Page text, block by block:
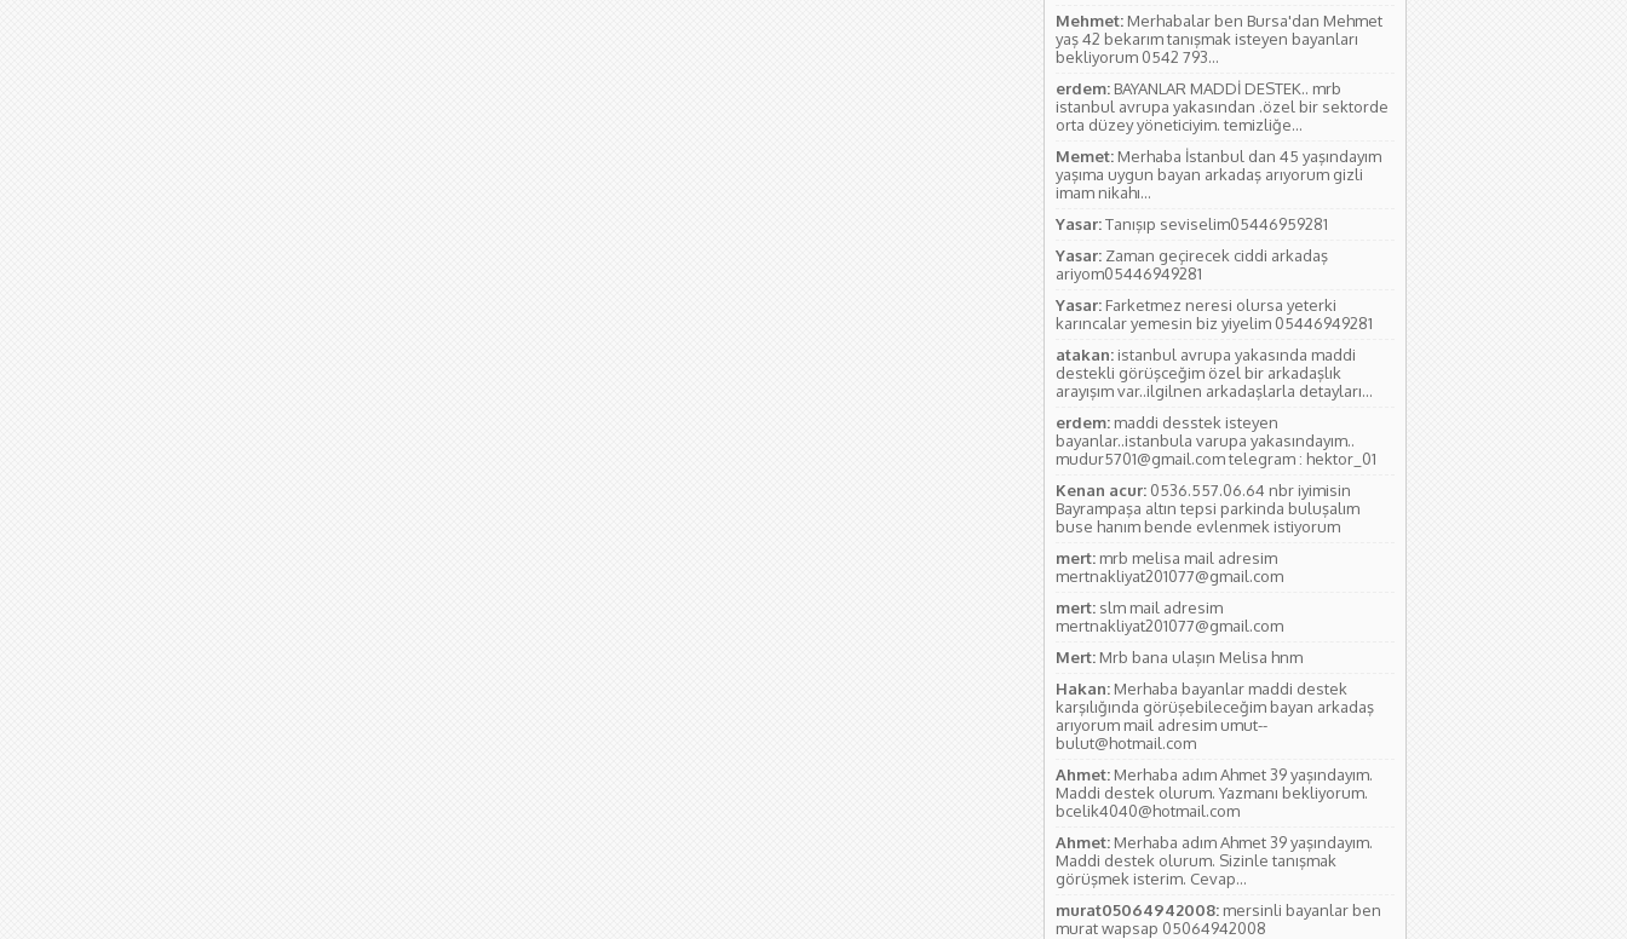
Mehmet: Merhabalar ben Bursa'dan Mehmet
yaş 42 bekarım tanışmak isteyen bayanları
bekliyorum 0542 793...
erdem: BAYANLAR MADDİ DESTEK.. mrb
istanbul avrupa yakasından .özel bir sektorde
orta düzey yöneticiyim. temizliğe...
Memet: Merhaba İstanbul dan 45 yaşındayım
yaşıma uygun bayan arkadaş arıyorum gizli
imam nikahı...
Yasar:Tanışıp seviselim05446959281
Yasar: Zaman geçirecek ciddi arkadaş
ariyom05446949281
Yasar: Farketmez neresi olursa yeterki
karıncalar yemesin biz yiyelim 05446949281
atakan: istanbul avrupa yakasında maddi
destekli görüşceğim özel bir arkadaşlık
arayışım var..ilgilnen arkadaşlarla detayları...
erdem: maddi desstek isteyen
bayanlar..istanbula varupa yakasındayım..
mudur5701@gmail.com telegram : hektor_01
Kenan acur: 0536.557.06.64 nbr iyimisin
Bayrampaşa altın tepsi parkinda buluşalım
buse hanım bende evlenmek istiyorum
mert: mrb melisa mail adresim
mertnakliyat201077@gmail.com
mert: slm mail adresim
mertnakliyat201077@gmail.com
Mert: Mrb bana ulaşın Melisa hnm
Hakan: Merhaba bayanlar maddi destek
karşılığında görüşebileceğim bayan arkadaş
arıyorum mail adresim umut--
bulut@hotmail.com
Ahmet: Merhaba adım Ahmet 39 yaşındayım.
Maddi destek olurum. Yazmanı bekliyorum.
bcelik4040@hotmail.com
Ahmet: Merhaba adım Ahmet 39 yaşındayım.
Maddi destek olurum. Sizinle tanışmak
görüşmek isterim. Cevap...
murat05064942008: mersinli bayanlar ben
murat wapsap 05064942008